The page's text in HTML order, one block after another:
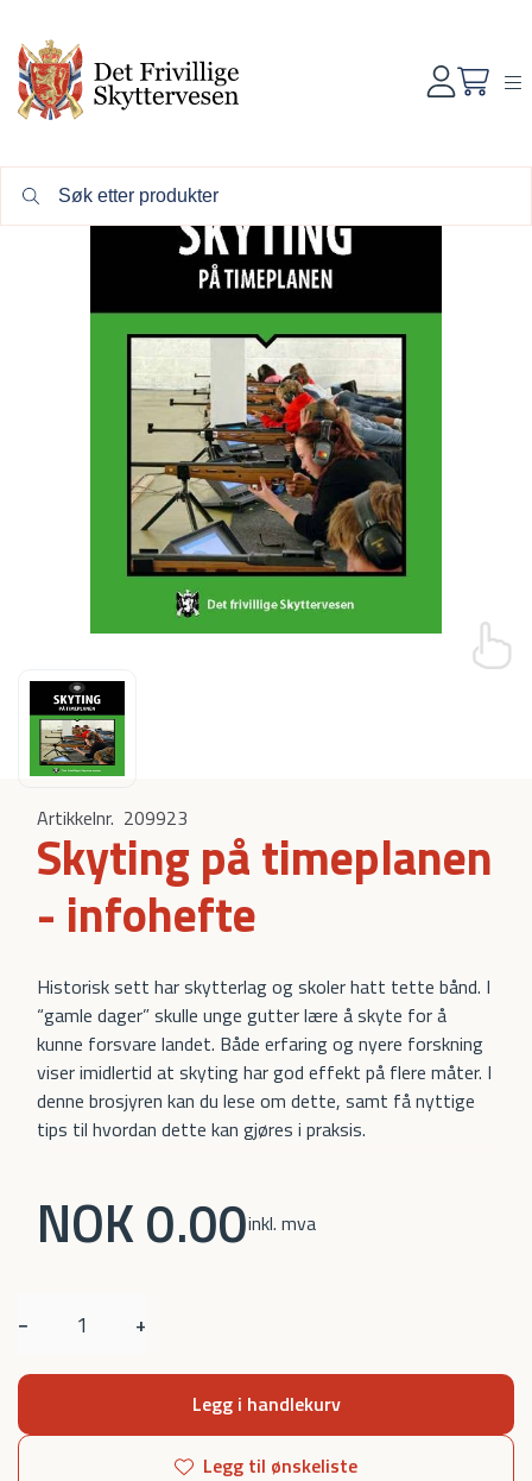
Artikkelnr. 209923
Skyting på timeplanen
- infohefte
Historisk sett har skytterlag og skoler hatt tette bånd. I
“gamle dager” skulle unge gutter lære å skyte for å
kunne forsvare landet. Både erfaring og nyere forskning
viser imidlertid at skyting har god effekt på flere måter. I
denne brosjyren kan du lese om dette, samt få nyttige
tips til hvordan dette kan gjøres i praksis.
NOK 0.00inkl. mva
− +
Legg i handlekurv
Legg til ønskeliste